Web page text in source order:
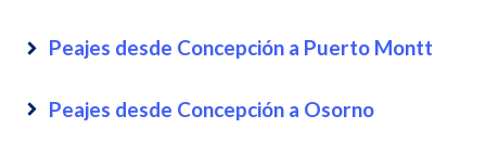
Peajes desde Concepción a Puerto Montt
Peajes desde Concepción a Osorno